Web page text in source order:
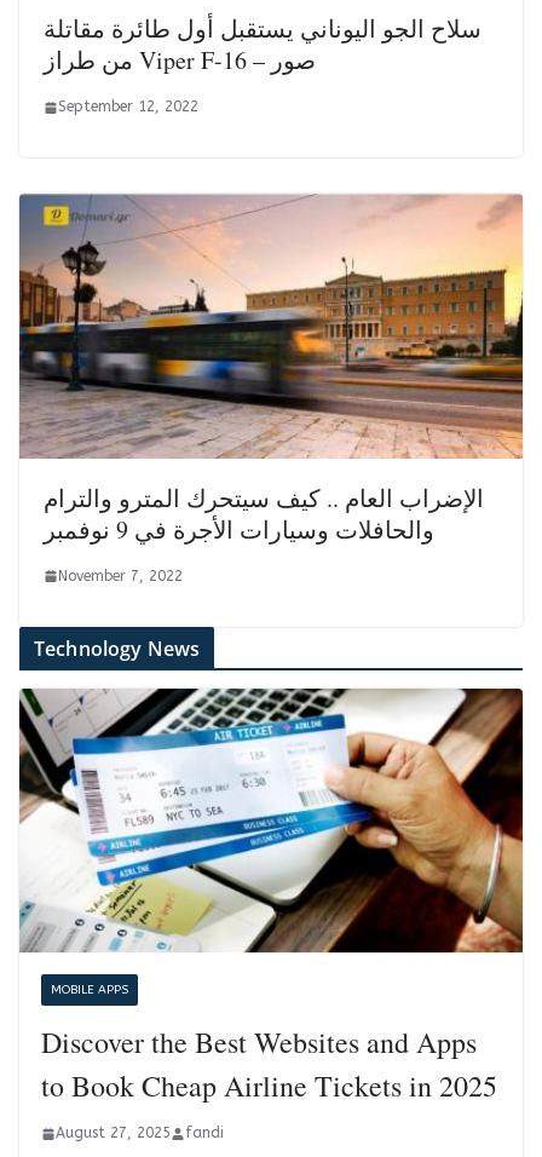
سلاح الجو اليوناني يستقبل أول طائرة مقاتلة
من طراز Viper F-16 – صور
September 12, 2022
الإضراب العام .. كيف سيتحرك المترو والترام
والحافلات وسيارات الأجرة في 9 نوفمبر
November 7, 2022
Technology News
MOBILE APPS
Discover the Best Websites and Apps
to Book Cheap Airline Tickets in 2025
August 27, 2025 fandi